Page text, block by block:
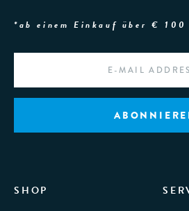
*ab einem Einkauf über € 100
SHOP